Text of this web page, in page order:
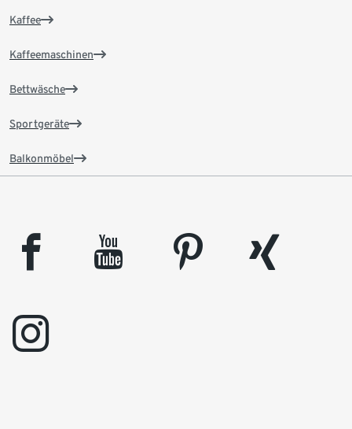
Kaffee
Kaffeemaschinen
Bettwäsche
Sportgeräte
Balkonmöbel
facebook youtube pinterest
xing
instagram